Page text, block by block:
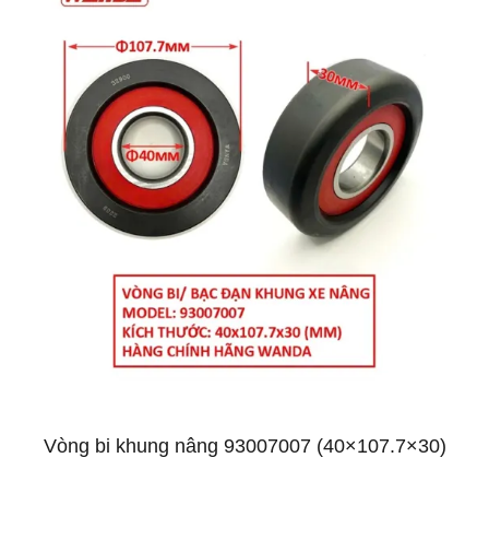
Vòng bi khung nâng 93007007 (40×107.7×30)